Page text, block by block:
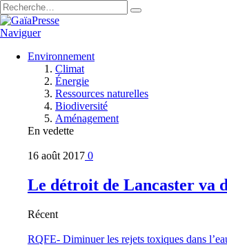
Naviguer
Environnement
Climat
Énergie
Ressources naturelles
Biodiversité
Aménagement
En vedette
16 août 2017 0
Le détroit de Lancaster va
Récent
RQFE- Diminuer les rejets toxiques dans